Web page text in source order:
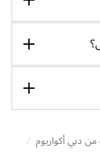
دبي أكواريوم /